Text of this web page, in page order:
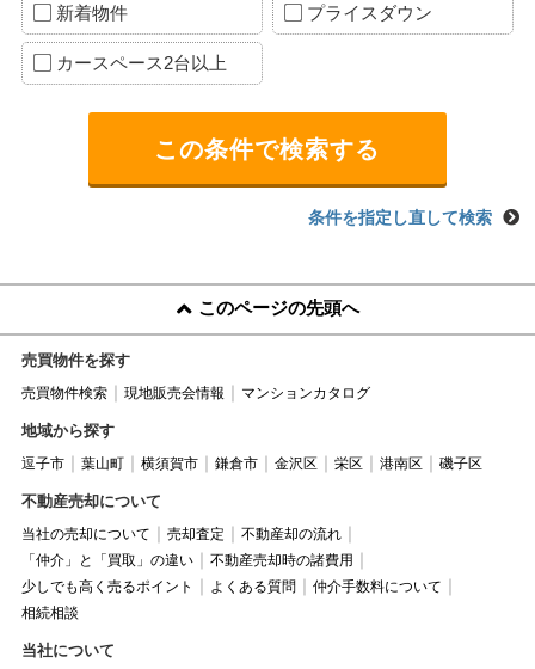
新着物件 プライスダウン
カースペース2台以上
条件を指定し直して検索
このページの先頭へ
売買物件を探す
売買物件検索 現地販売会情報 マンションカタログ
地域から探す
逗子市 葉山町 横須賀市 鎌倉市 金沢区 栄区 港南区 磯子区
不動産売却について
当社の売却について 売却査定
不動産却の流れ
「仲介」と「買取」の違い
不動産売却時の諸費用
少しでも高く売るポイント
よくある質問
仲介手数料について
相続相談
当社について